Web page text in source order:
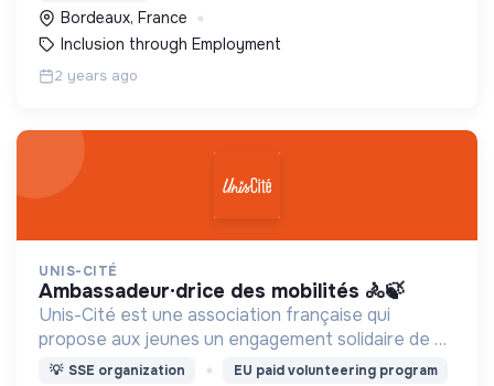
Bordeaux, France
Inclusion through Employment
2 years ago
UNIS-CITÉ
ambassadeur·drice des mobilités 🚴🍃
Unis-Cité est une association française qui
propose aux jeunes un engagement solidaire de 8
mois à temps plein. Créée en 1995, elle est à
💡 SSE organization EU paid volunteering program